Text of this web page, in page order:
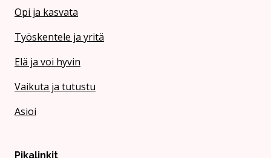
Opi ja kasvata
Työskentele ja yritä
Elä ja voi hyvin
Vaikuta ja tutustu
Asioi
Pikalinkit